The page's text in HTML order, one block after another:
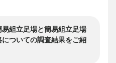
組立足場と簡易組立足場
ついての調査結果をご紹